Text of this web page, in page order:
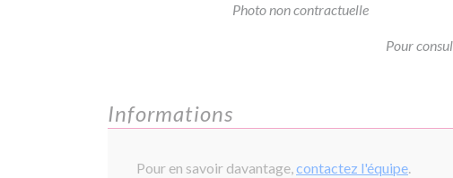
Photo non contractuelle
Pour
Informations
Pour en savoir davantage,contactez l'équipe.